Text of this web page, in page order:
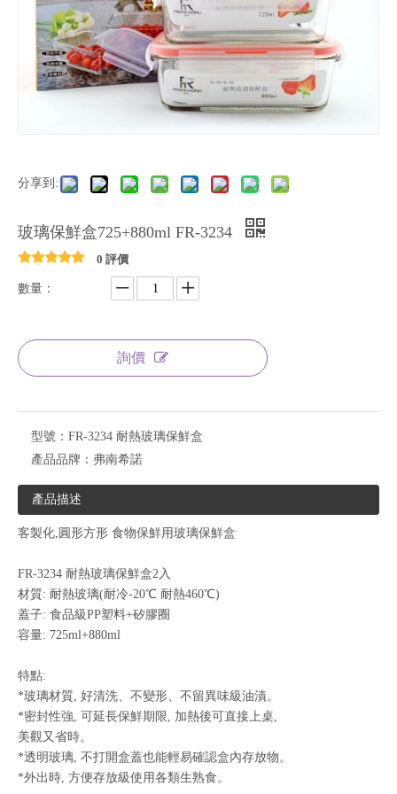
分享到:
玻璃保鮮盒725+880ml FR-3234
0 評價
數量：
詢價
型號： FR-3234 耐熱玻璃保鮮盒
產品品牌： 弗南希諾
產品描述
客製化,圓形方形 食物保鮮用玻璃保鮮盒
FR-3234 耐熱玻璃保鮮盒2入
材質: 耐熱玻璃(耐冷-20℃ 耐熱460℃)
蓋子: 食品級PP塑料+矽膠圈
容量: 725ml+880ml
特點:
*玻璃材質, 好清洗、不變形、不留異味級油漬。
*密封性強, 可延長保鮮期限, 加熱後可直接上桌,
美觀又省時。
*透明玻璃, 不打開盒蓋也能輕易確認盒內存放物。
*外出時, 方便存放級使用各類生熟食。